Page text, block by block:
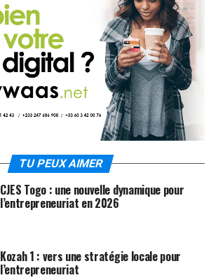
TU PEUX AIMER
CJES Togo : une nouvelle dynamique pour
l’entrepreneuriat en 2026
Kozah 1 : vers une stratégie locale pour
l’entrepreneuriat